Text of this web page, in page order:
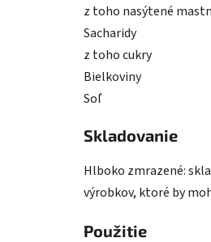
z toho nasýtené
Sacharidy
z toho cukry
Bielkoviny
Soľ
Skladovanie
Hlboko zmrazené:
výrobkov, ktoré by
Použitie